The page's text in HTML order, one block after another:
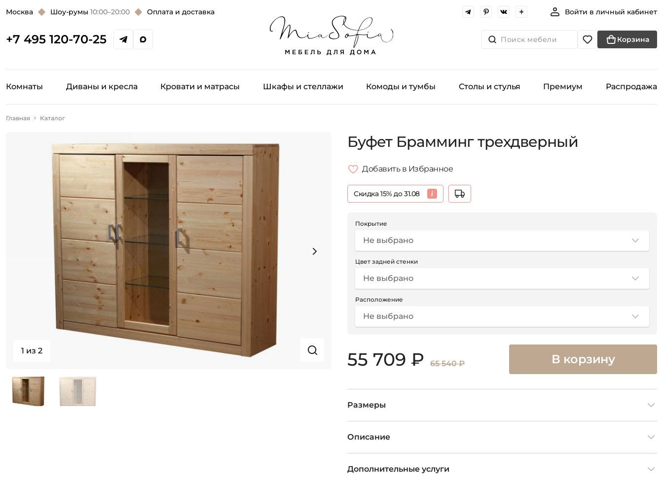
Москва Шоу-румы 10:00–20:00 Оплата и доставка Войти в личный кабинет
+7 495 120-70-25 Поиск мебели Корзина
Комнаты Диваны и кресла Кровати и матрасы Шкафы и стеллажи Комоды и тумбы Столы и стулья Премиум Распродажа
Главная Каталог
1 из 2
Буфет Брамминг трехдверный
Добавить в Избранное
Скидка 15% до 31.08
Покрытие
Не выбрано
Цвет задней стенки
Не выбрано
Расположение
Не выбрано
55 709 ₽ 65 540 ₽ В корзину
Размеры
Описание
Дополнительные услуги